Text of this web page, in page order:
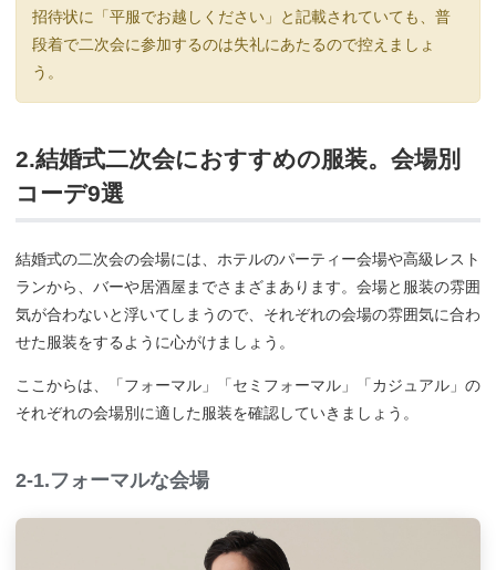
招待状に「平服でお越しください」と記載されていても、普
段着で二次会に参加するのは失礼にあたるので控えましょ
う。
2.結婚式二次会におすすめの服装。会場別
コーデ9選
結婚式の二次会の会場には、ホテルのパーティー会場や高級レスト
ランから、バーや居酒屋までさまざまあります。会場と服装の雰囲
気が合わないと浮いてしまうので、それぞれの会場の雰囲気に合わ
せた服装をするように心がけましょう。
ここからは、「フォーマル」「セミフォーマル」「カジュアル」の
それぞれの会場別に適した服装を確認していきましょう。
2-1.フォーマルな会場